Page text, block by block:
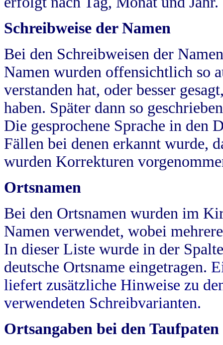
Schreibweise der Namen
Bei den Schreibweisen der
Namen wurden offensichtlich so
verstanden hat, oder besser
haben. Später dann so
Die gesprochene Sprache in
Fällen bei denen erkannt wurde,
wurden Korrekturen
Ortsnamen
Bei den Ortsnamen wurden im
Namen verwendet, wobei
In dieser Liste wurde in der
deutsche Ortsname eingetragen.
liefert zusätzliche Hinweise zu
verwendeten Schreibvarianten.
Ortsangaben bei den Taufpaten